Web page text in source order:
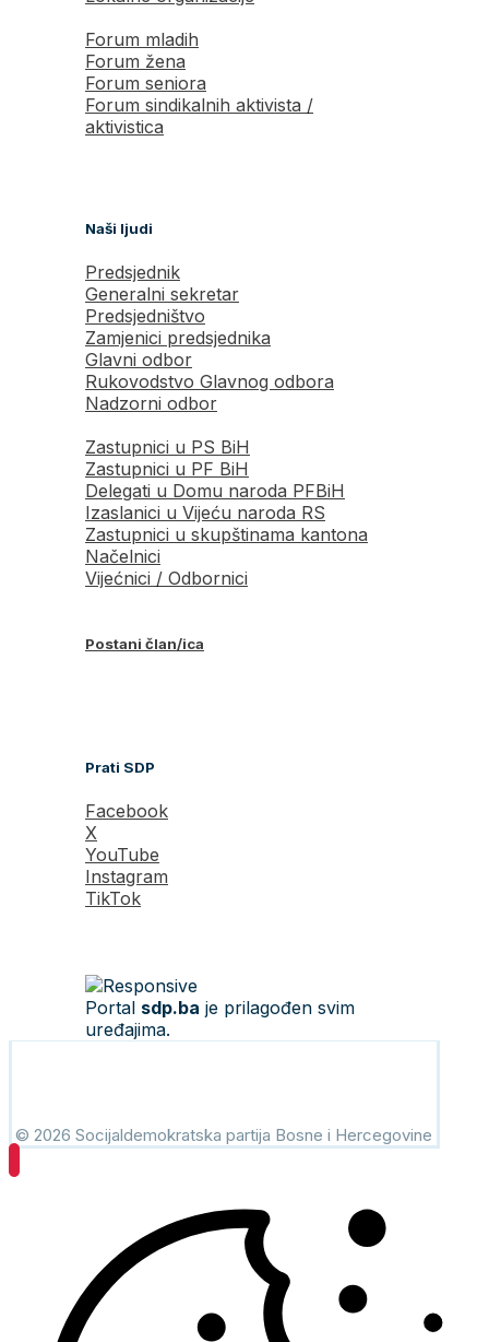
Forum mladih
Forum žena
Forum seniora
Forum sindikalnih aktivista /
aktivistica
Naši ljudi
Predsjednik
Generalni sekretar
Predsjedništvo
Zamjenici predsjednika
Glavni odbor
Rukovodstvo Glavnog odbora
Nadzorni odbor
Zastupnici u PS BiH
Zastupnici u PF BiH
Delegati u Domu naroda PFBiH
Izaslanici u Vijeću naroda RS
Zastupnici u skupštinama kantona
Načelnici
Vijećnici / Odbornici
Postani član/ica
Prati SDP
Facebook
X
YouTube
Instagram
TikTok
Portal sdp.ba je prilagođen svim
uređajima.
© 2026 Socijaldemokratska partija Bosne i Hercegovine